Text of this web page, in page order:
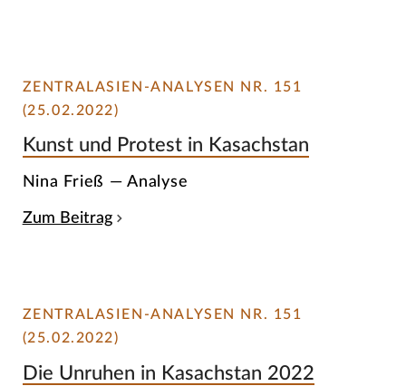
ZENTRALASIEN-ANALYSEN NR. 151
(25.02.2022)
Kunst und Protest in Kasachstan
Nina Frieß — Analyse
Zum Beitrag
ZENTRALASIEN-ANALYSEN NR. 151
(25.02.2022)
Die Unruhen in Kasachstan 2022